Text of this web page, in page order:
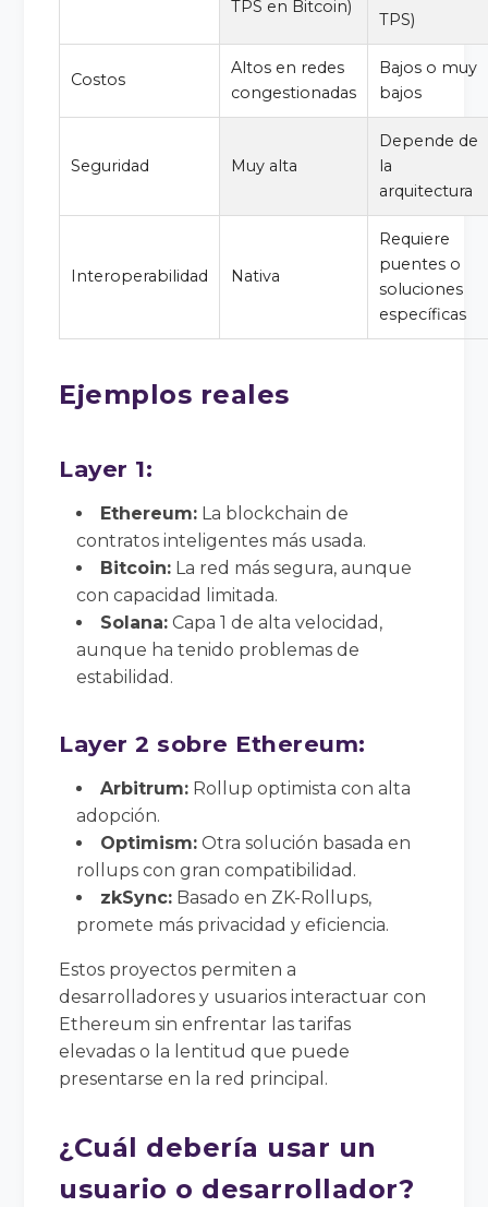
TPS en Bitcoin)
TPS)
Costos
Altos en redes
congestionadas
Bajos o muy
bajos
Seguridad Muy alta
Depende de
la
arquitectura
Interoperabilidad Nativa
Requiere
puentes o
soluciones
específicas
Ejemplos reales
Layer 1:
Ethereum: La blockchain de
contratos inteligentes más usada.
Bitcoin: La red más segura, aunque
con capacidad limitada.
Solana: Capa 1 de alta velocidad,
aunque ha tenido problemas de
estabilidad.
Layer 2 sobre Ethereum:
Arbitrum: Rollup optimista con alta
adopción.
Optimism: Otra solución basada en
rollups con gran compatibilidad.
zkSync: Basado en ZK-Rollups,
promete más privacidad y eficiencia.
Estos proyectos permiten a
desarrolladores y usuarios interactuar con
Ethereum sin enfrentar las tarifas
elevadas o la lentitud que puede
presentarse en la red principal.
¿Cuál debería usar un
usuario o desarrollador?